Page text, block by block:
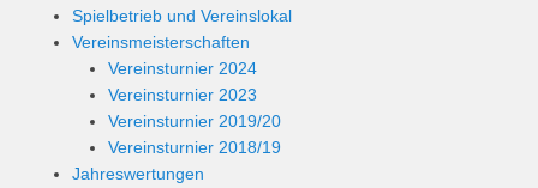
Spielbetrieb und Vereinslokal
Vereinsmeisterschaften
Vereinsturnier 2024
Vereinsturnier 2023
Vereinsturnier 2019/20
Vereinsturnier 2018/19
Jahreswertungen